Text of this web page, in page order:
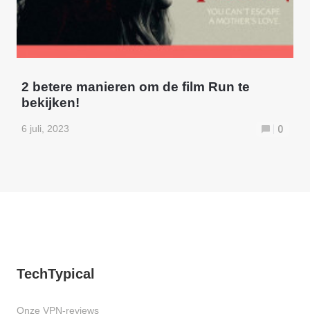
2 betere manieren om de film Run te
bekijken!
6 juli, 2023 0
TechTypical
Onze VPN-reviews